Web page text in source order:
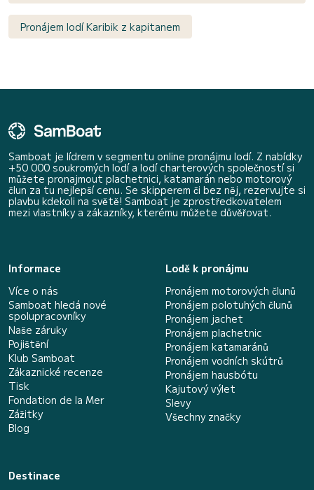
Pronájem lodí Karibik z kapitanem
Samboat je lídrem v segmentu online pronájmu lodí. Z nabídky
+50 000 soukromých lodí a lodí charterových společností si
můžete pronajmout plachetnici, katamarán nebo motorový
člun za tu nejlepší cenu. Se skipperem či bez něj, rezervujte si
plavbu kdekoli na světě! Samboat je zprostředkovatelem
mezi vlastníky a zákazníky, kterému můžete důvěřovat.
Informace
Více o nás
Samboat hledá nové
spolupracovníky
Naše záruky
Pojištění
Klub Samboat
Zákaznické recenze
Tisk
Fondation de la Mer
Zážitky
Blog
Lodě k pronájmu
Pronájem motorových člunů
Pronájem polotuhých člunů
Pronájem jachet
Pronájem plachetnic
Pronájem katamaránů
Pronájem vodních skútrů
Pronájem hausbótu
Kajutový výlet
Slevy
Všechny značky
Destinace